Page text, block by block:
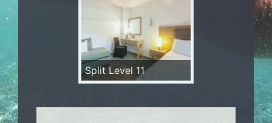
Split Level 11